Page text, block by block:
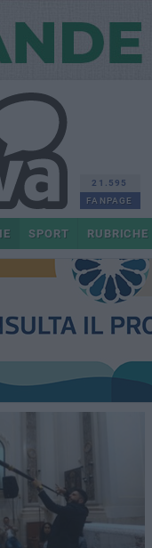
21.595
FANPAGE
SPORT RUBRICHE